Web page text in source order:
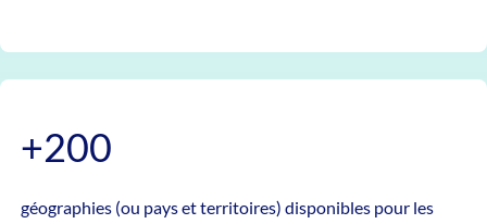
+200
géographies (ou pays et territoires) disponibles pour les